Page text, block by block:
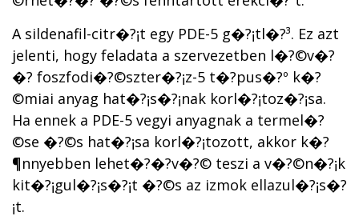
A sildenafil-citr�?¡t egy PDE-5 g�?¡tl�?³. Ez azt
jelenti, hogy feladata a szervezetben l�?©v�?
�? foszfodi�?©szter�?¡z-5 t�?­pus�?º k�?
©miai anyag hat�?¡s�?¡nak korl�?¡toz�?¡sa.
Ha ennek a PDE-5 vegyi anyagnak a termel�?
©se �?©s hat�?¡sa korl�?¡tozott, akkor k�?
¶nnyebben lehet�?�?v�?© teszi a v�?©n�?¡k
kit�?¡gul�?¡s�?¡t �?©s az izmok ellazul�?¡s�?
¡t.